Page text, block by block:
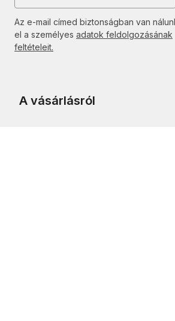
Az e-mail címed biztonságban van
el a személyes adatok feldolgozásának
feltételeit.
A vásárlásról